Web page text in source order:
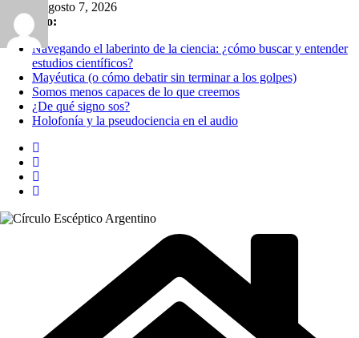
contenido
viernes, agosto 7, 2026
Lo último:
Navegando el laberinto de la ciencia: ¿cómo buscar y entender
estudios científicos?
Mayéutica (o cómo debatir sin terminar a los golpes)
Somos menos capaces de lo que creemos
¿De qué signo sos?
Holofonía y la pseudociencia en el audio